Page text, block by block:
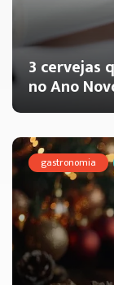
3 cervejas
no Ano
gastronomia